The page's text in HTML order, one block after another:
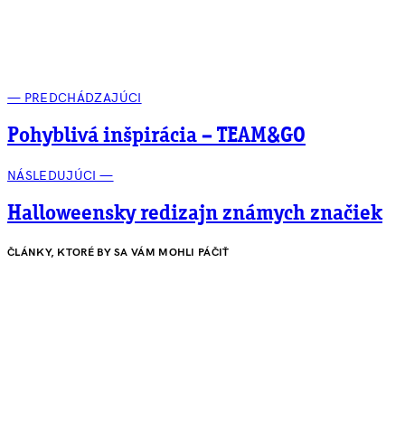
— PREDCHÁDZAJÚCI
Pohyblivá inšpirácia – TEAM&GO
NÁSLEDUJÚCI —
Halloweensky redizajn známych značiek
ČLÁNKY, KTORÉ BY SA VÁM MOHLI PÁČIŤ